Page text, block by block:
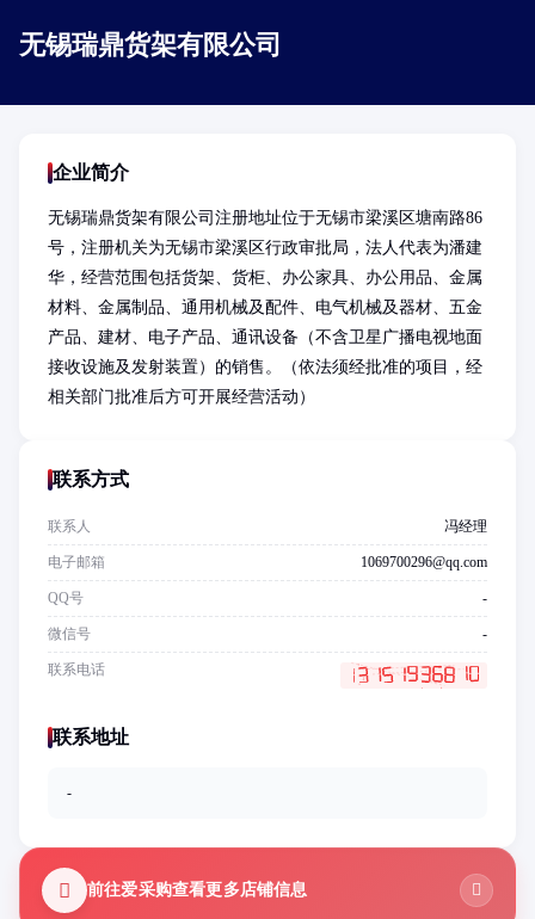
无锡瑞鼎货架有限公司
企业简介
无锡瑞鼎货架有限公司注册地址位于无锡市梁溪区塘南路86
号，注册机关为无锡市梁溪区行政审批局，法人代表为潘建
华，经营范围包括货架、货柜、办公家具、办公用品、金属
材料、金属制品、通用机械及配件、电气机械及器材、五金
产品、建材、电子产品、通讯设备（不含卫星广播电视地面
接收设施及发射装置）的销售。（依法须经批准的项目，经
相关部门批准后方可开展经营活动）
联系方式
联系人 冯经理
电子邮箱 1069700296@qq.com
QQ号 -
微信号 -
联系电话
联系地址
-
前往爱采购查看更多店铺信息